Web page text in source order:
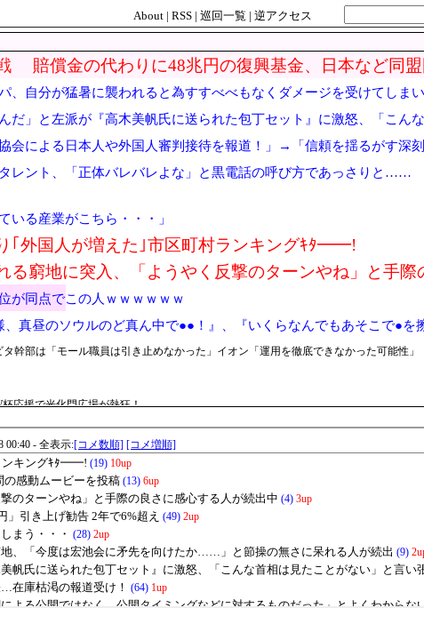
About | RSS | 巡回一覧 | 逆アクセス
賠償金の代わりに48兆円の復興基金、日本など同
、自分が猛暑に襲われると為すすべべもなくダメージを受けてし
だ」と左派が『高木美帆氏に送られた包丁セット』に激怒、「こん
会による日本人や外国人審判接待を報道！」→「信頼を揺るがす深
レント、「正体バレバレよな」と黒電話の呼び方であっさりと……
いる産業がこちら・・・」
｢外国人が増えた｣市区町村ランキングｷﾀ━━!
る窮地に突入、「ようやく反撃のターンやね」と手際
が同点でこの人ｗｗｗｗｗｗ
真昼のソウルのど真ん中で●●！』、『いくらなんでもあそこで●を
幹部は「モール職員は引き止めなかった」イオン「運用を徹底できなかった可能性」
応援で光化門広場が熱狂！
部を黙らせる
熊本訪問の感動ムービーを投稿
…デンマークが新たな兵役制度開始！
年ベスト4の実力は、実際にはどれくらい認められ
フィリピン船を追跡中、公表までに1年
額セール開催。でも『秘書給与疑惑』あるよね＾＾」